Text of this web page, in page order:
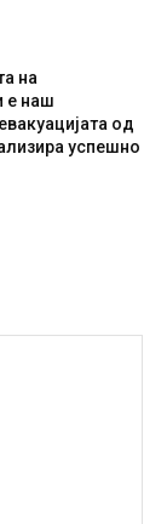
на
е наш
од
успешно